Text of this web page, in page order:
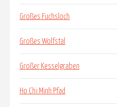
Großes Fuchsloch
Großes Wolfstal
Großer Kesselgraben
Ho Chi Minh Pfad